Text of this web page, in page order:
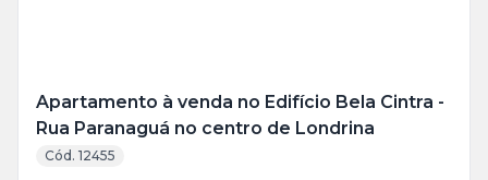
Apartamento à venda no Edifício Bela Cintra -
Rua Paranaguá no centro de Londrina
Cód. 12455